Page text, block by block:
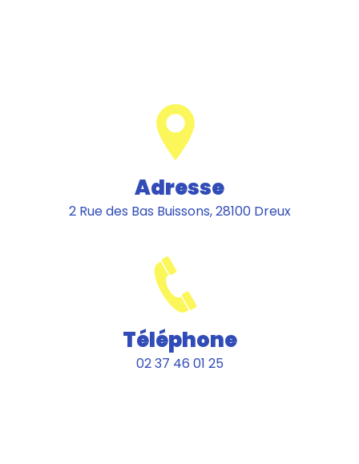
Adresse
2 Rue des Bas Buissons, 28100 Dreux
Téléphone
02 37 46 01 25